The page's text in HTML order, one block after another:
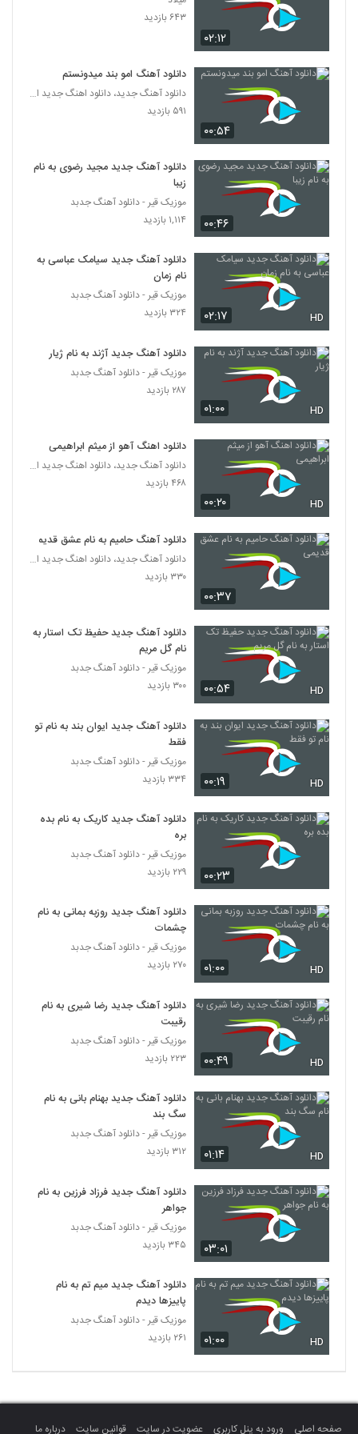
آهنگ گرشا رضایی بنام دریا نمیرم
دانلود آهنگ سی - یک (به همراه والوپ) از
سرتیفاید به همراه متن ترانه
دانلود آهنگ امین نیما چیزی نمیگم
دانلود آهنگ جدید و زیبای مرداد با نام خوابم
۳۳۳ بازدید
دانلود آهنگ فرزاد شجاعی تب عشق (Farzad
Shojaiee Tabe Eshgh)
238
دانلود آهنگ کارن قلی نژاد چشم سیاهش
Siahesh)
۱۹۲ بازدید
239
Masoud Sadeghloo Chatr
۲۲۵ بازدید
آهنگ پدرام پالیز بنام آشنای من
241
موزیک زیبای رو به راه نیستم از رضا ساجدی
Amin Ghobad Be Dadam Beres
۲۱۷ بازدید
دانلود آهنگ محمد فتحی شانه هایت
244
دانلود آهنگ جدید و زیبای سعید بحری با نام از
بس خوبی
۱۹۹ بازدید
آهنگ فرشاد دارک لاو بنام عشق دلی
۲۰۱ بازدید
دانلود آهنگ شایان بیگ محمدی نازلی یارم
247 هیدن
دانلود آهنگ حمید تهرانی دلوا پست میشم
۱۶۶ بازدید
سعید میری آهنگ آرامش
250
۱۸۲ بازدید
251
دانلود آهنگ خدا (به همراه حسین حسن زاده)
از امیرحسین علیپور
دانلود آهنگ امیرحسین میرعلایی رد شد
۲۲۰ بازدید
253
دانلود آهنگ امید عزیزخانی تو بری
۲۰۸ بازدید
دانلود آهنگ عاشقونه از مهرداد کریمی
۲۰۷ بازدید
255
موزیک زیبای منو دریاب از فرزاد سروی
۰۲:۱۲
۶۴۳ بازدید
۰۰:۵۴
دانلود آهنگ امو بند میدونستم
دانلود آهنگ جدید، دانلود اهنگ جدید ایرانی
۵۹۱ بازدید
۰۰:۴۶
دانلود آهنگ جدید مجید رضوی به نام
زیبا
موزیک قیر - دانلود آهنگ جدبد
۱,۱۱۴ بازدید
۰۲:۱۷ HD
دانلود آهنگ جدید سیامک عباسی به
نام زمان
موزیک قیر - دانلود آهنگ جدبد
۳۲۴ بازدید
۰۱:۰۰ HD
دانلود آهنگ جدید آژند به نام ژیار
موزیک قیر - دانلود آهنگ جدبد
۲۸۷ بازدید
۰۰:۲۰ HD
دانلود اهنگ آهو از میثم ابراهیمی
دانلود آهنگ جدید، دانلود اهنگ جدید ایرانی
۴۶۸ بازدید
۰۰:۳۷
دانلود آهنگ حامیم به نام عشق قدیمی
دانلود آهنگ جدید، دانلود اهنگ جدید ایرانی
۳۳۰ بازدید
۰۰:۵۴ HD
دانلود آهنگ جدید حفیظ تک استار به
نام گل مریم
موزیک قیر - دانلود آهنگ جدبد
۳۰۰ بازدید
۰۰:۱۹ HD
دانلود آهنگ جدید ایوان بند به نام تو
فقط
موزیک قیر - دانلود آهنگ جدبد
۳۳۴ بازدید
۰۰:۲۳
دانلود آهنگ جدید کاریک به نام بده
بره
موزیک قیر - دانلود آهنگ جدبد
۲۲۹ بازدید
۰۱:۰۰ HD
دانلود آهنگ جدید روزبه بمانی به نام
چشمات
موزیک قیر - دانلود آهنگ جدبد
۲۷۰ بازدید
۰۰:۴۹ HD
دانلود آهنگ جدید رضا شیری به نام
رقیبت
موزیک قیر - دانلود آهنگ جدبد
۲۲۳ بازدید
۰۱:۱۴ HD
دانلود آهنگ جدید بهنام بانی به نام
سگ بند
موزیک قیر - دانلود آهنگ جدبد
۳۱۲ بازدید
۰۳:۰۱
دانلود آهنگ جدید فرزاد فرزین به نام
جواهر
موزیک قیر - دانلود آهنگ جدبد
۳۴۵ بازدید
۰۱:۰۰ HD
دانلود آهنگ جدید میم تم به نام
پاییزها دیدم
موزیک قیر - دانلود آهنگ جدبد
۲۶۱ بازدید
صفحه اصلی ورود به پنل کاربری عضویت در سایت قوانین سایت درباره ما